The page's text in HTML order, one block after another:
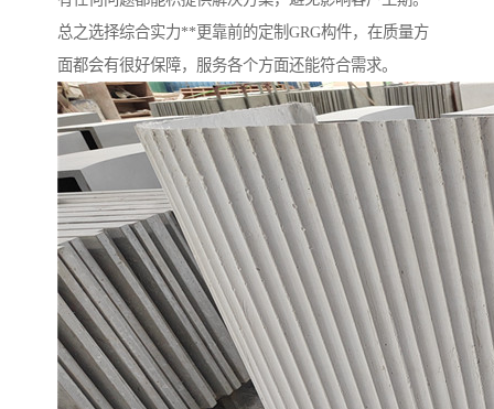
总之选择综合实力**更靠前的定制GRG构件，在质量方
面都会有很好保障，服务各个方面还能符合需求。